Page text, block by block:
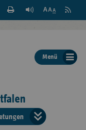
Suche
der
Seite
Feed
Menü